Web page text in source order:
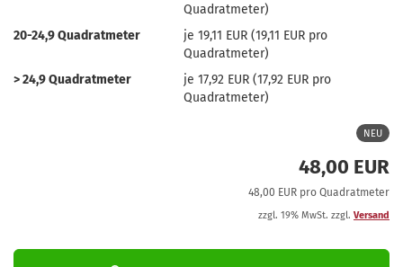
Quadratmeter)
20-24,9 Quadratmeter
je 19,11 EUR (19,11 EUR pro
Quadratmeter)
> 24,9 Quadratmeter
je 17,92 EUR (17,92 EUR pro
Quadratmeter)
NEU
48,00 EUR
48,00 EUR pro Quadratmeter
zzgl. 19% MwSt. zzgl. Versand